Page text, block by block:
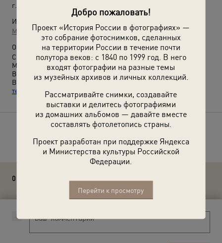
Добро пожаловать!
Проект «История России в фотографиях» —
это собрание фотоснимков, сделанных
на территории России в течение почти
полутора веков: с 1840 по 1999 год. В него
входят фотографии на разные темы
из музейных архивов и личных коллекций.
Рассматривайте снимки, создавайте
выставки и делитесь фотографиями
из домашних альбомов — давайте вместе
составлять фотолетопись страны.
Проект разработан при поддержке Яндекса
и Министерства культуры Российской
Федерации.
Перейти к просмотру
г. Москва
Источники:
МАММ / МДФ
О фотографии:
Сидят (слева направо): Клара Лучко, Валентина Терешкова,
Маргарита Володина, Иван Любезнов, Юрий Гагарин,
Вячеслав Тихонов, Элеонора Беляева.
Выставки «Космонавты»,«Улыбающийся космос»и«Магия
телевидения»
с этой фотографией.
Расскажите друзьям об этом фото
0 комментариев